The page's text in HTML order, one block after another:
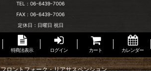
TEL：06-6439-7006
FAX：06-6439-7006
定休日：日曜日 祝日
特商法表示 ログイン カート カレンダー
フロントフォーク・リアサスペンション